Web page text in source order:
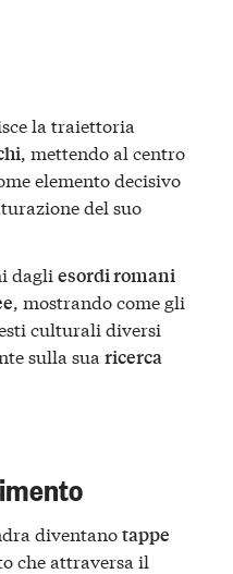
la traiettoria
, mettendo al centro
elemento decisivo
del suo
dagli esordi romani
, mostrando come gli
culturali diversi
sulla sua ricerca
diventanotappe
che attraversa il